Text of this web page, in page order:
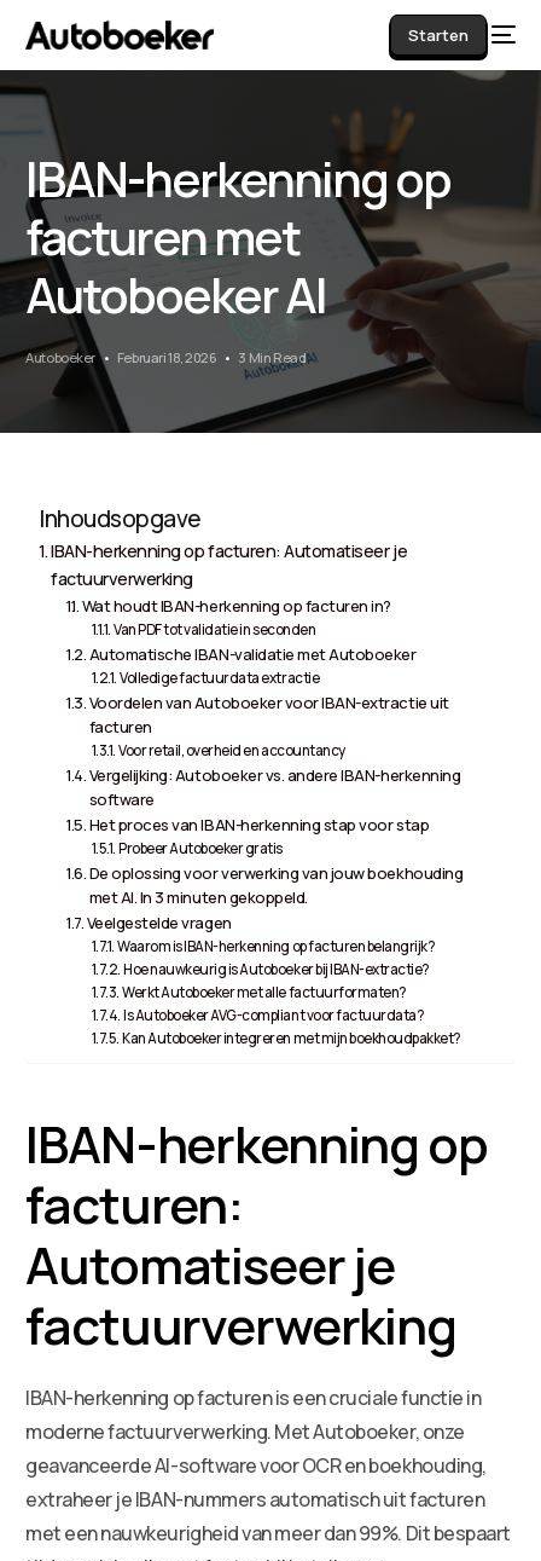
Starten
IBAN-herkenning op
facturen met
Autoboeker AI
Autoboeker Februari 18, 2026 3 Min Read
Inhoudsopgave
IBAN-herkenning op facturen: Automatiseer je
factuurverwerking
Wat houdt IBAN-herkenning op facturen in?
Van PDF tot validatie in seconden
Automatische IBAN-validatie met Autoboeker
Volledige factuurdata extractie
Voordelen van Autoboeker voor IBAN-extractie uit
facturen
Voor retail, overheid en accountancy
Vergelijking: Autoboeker vs. andere IBAN-herkenning
software
Het proces van IBAN-herkenning stap voor stap
Probeer Autoboeker gratis
De oplossing voor verwerking van jouw boekhouding
met AI. In 3 minuten gekoppeld.
Veelgestelde vragen
Waarom is IBAN-herkenning op facturen belangrijk?
Hoe nauwkeurig is Autoboeker bij IBAN-extractie?
Werkt Autoboeker met alle factuurformaten?
Is Autoboeker AVG-compliant voor factuurdata?
Kan Autoboeker integreren met mijn boekhoudpakket?
IBAN-herkenning op
facturen:
Automatiseer je
factuurverwerking
IBAN-herkenning op facturen is een cruciale functie in
moderne factuurverwerking. Met Autoboeker, onze
geavanceerde AI-software voor OCR en boekhouding,
extraheer je IBAN-nummers automatisch uit facturen
met een nauwkeurigheid van meer dan 99%. Dit bespaart
AI